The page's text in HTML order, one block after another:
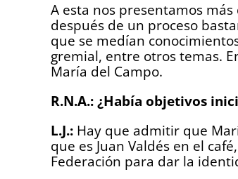
A esta nos presentamos
después de un proceso
que se medían
gremial, entre otros temas.
María del Campo.
R.N.A.: ¿Había objetivos
L.J.: Hay que admitir que
que es Juan Valdés en el
Federación para dar la